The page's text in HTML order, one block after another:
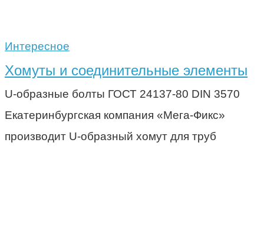
Интересное
Хомуты и соединительные элементы
U-образные болты ГОСТ 24137-80 DIN 3570
Екатеринбургская компания «Мега-Фикс»
производит U-образный хомут для труб